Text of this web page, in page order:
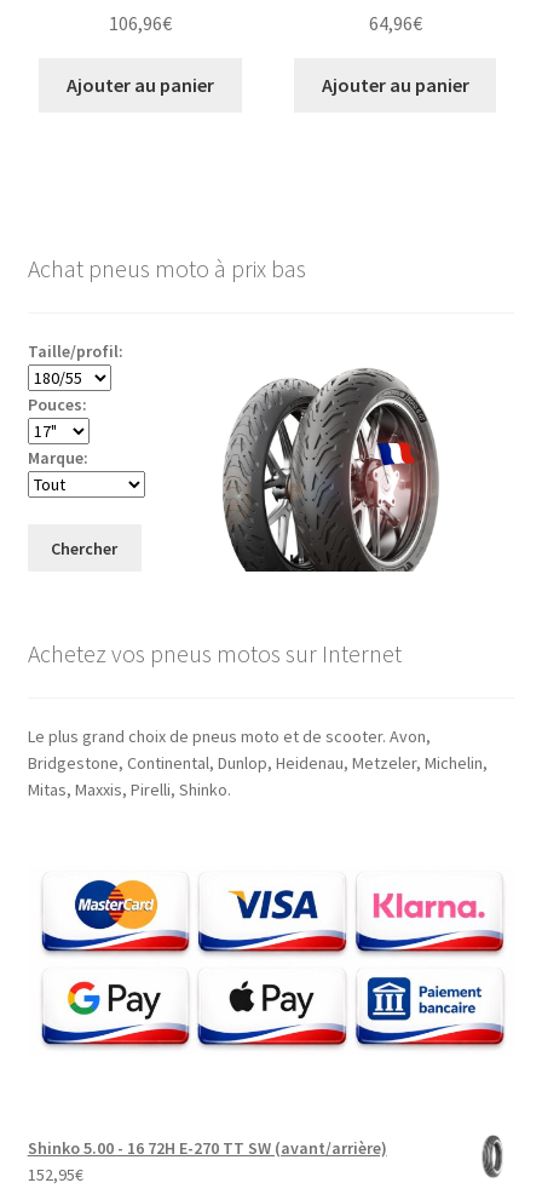
106,96€
Ajouter au panier
64,96€
Ajouter au panier
Achat pneus moto à prix bas
Taille/profil:
Pouces:
Marque:
Chercher
Achetez vos pneus motos sur Internet
Le plus grand choix de pneus moto et de scooter. Avon,
Bridgestone, Continental, Dunlop, Heidenau, Metzeler, Michelin,
Mitas, Maxxis, Pirelli, Shinko.
Shinko 5.00 - 16 72H E-270 TT SW (avant/arrière)
152,95€